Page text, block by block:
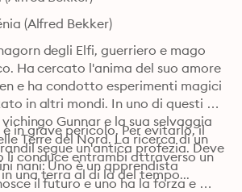
(Alfred Bekker)
degli Elfi, guerriero e mago
Ha cercato l'anima del suo amore
e ha condotto esperimenti magici
in altri mondi. In uno di questi
Gunnar e la sua selvaggia
Terre del Nord. La ricerca di un
conduce entrambi attraverso un
una terra al di là del tempo...
in grave pericolo. Per evitarlo, il
segue un'antica profezia. Deve
nani: Uno è un apprendista
il futuro e uno ha la forza e